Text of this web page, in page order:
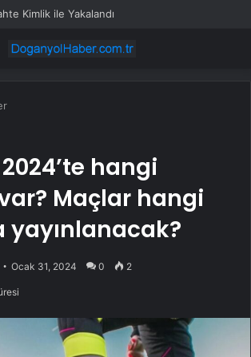
Kimlik ile Yakalandı
hangi
Maçlar hangi
yayınlanacak?
Ocak 31, 2024 0 2